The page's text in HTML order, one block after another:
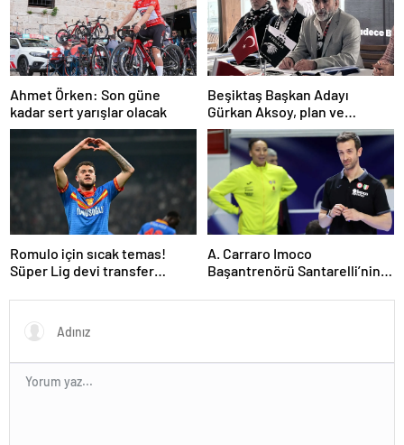
Ahmet Örken: Son güne
kadar sert yarışlar olacak
Beşiktaş Başkan Adayı
Gürkan Aksoy, plan ve
projelerini anlattı
Romulo için sıcak temas!
Süper Lig devi transfer
A. Carraro Imoco
Başantrenörü Santarelli’nin
VakıfBank